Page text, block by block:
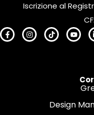
Iscrizione al
Design